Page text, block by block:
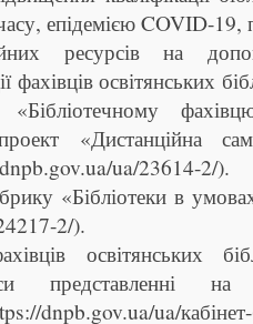
епідемією COVID-
ресурсів на
фахівців освітянських
«Дистанційна
dnpb.gov.ua/ua/23614-
«Бібліотеки в
2/).
освітянських
представленні на
dnpb.gov.ua/ua/